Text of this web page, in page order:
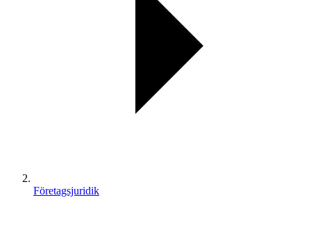
Företagsjuridik